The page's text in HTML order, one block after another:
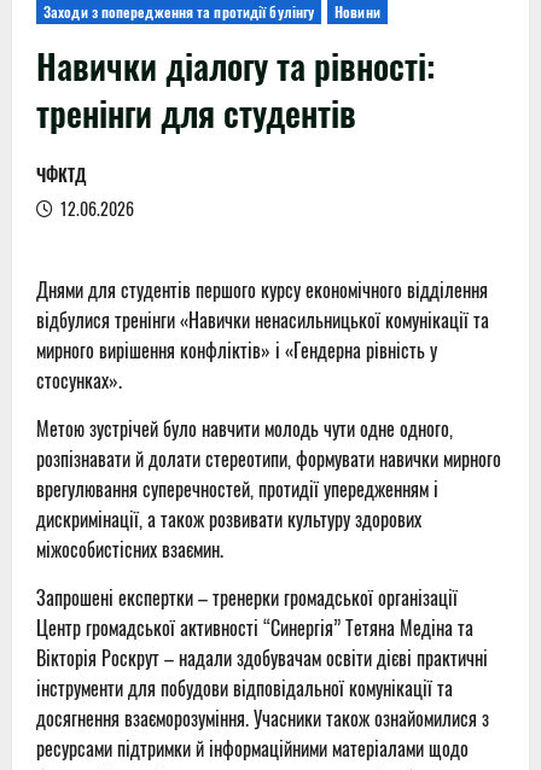
Заходи з попередження та протидії булінгу Новини
Навички діалогу та рівності:
тренінги для студентів
ЧФКТД
12.06.2026
Днями для студентів першого курсу економічного відділення
відбулися тренінги «Навички ненасильницької комунікації та
мирного вирішення конфліктів» і «Гендерна рівність у
стосунках».
Метою зустрічей було навчити молодь чути одне одного,
розпізнавати й долати стереотипи, формувати навички мирного
врегулювання суперечностей, протидії упередженням і
дискримінації, а також розвивати культуру здорових
міжособистісних взаємин.
Запрошені експертки – тренерки громадської організації
Центр громадської активності “Синергія” Тетяна Медіна та
Вікторія Роскрут – надали здобувачам освіти дієві практичні
інструменти для побудови відповідальної комунікації та
досягнення взаєморозуміння. Учасники також ознайомилися з
ресурсами підтримки й інформаційними матеріалами щодо